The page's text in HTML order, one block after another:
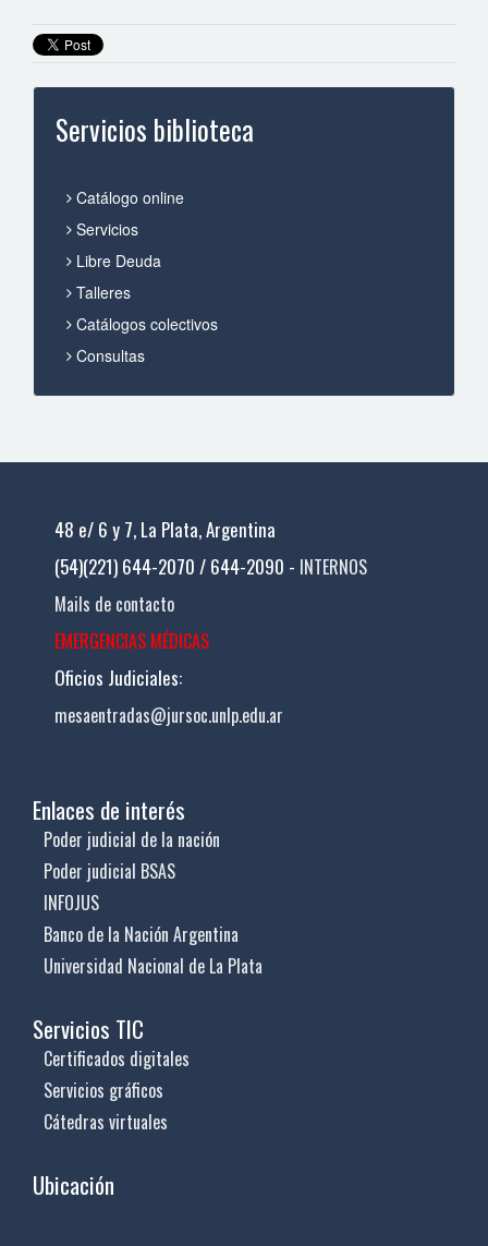
Servicios biblioteca
Catálogo online
Servicios
Libre Deuda
Talleres
Catálogos colectivos
Consultas
48 e/ 6 y 7, La Plata, Argentina
(54)(221) 644-2070 / 644-2090 - INTERNOS
Mails de contacto
EMERGENCIAS MÉDICAS
Oficios Judiciales:
mesaentradas@jursoc.unlp.edu.ar
Enlaces de interés
Poder judicial de la nación
Poder judicial BSAS
INFOJUS
Banco de la Nación Argentina
Universidad Nacional de La Plata
Servicios TIC
Certificados digitales
Servicios gráficos
Cátedras virtuales
Ubicación